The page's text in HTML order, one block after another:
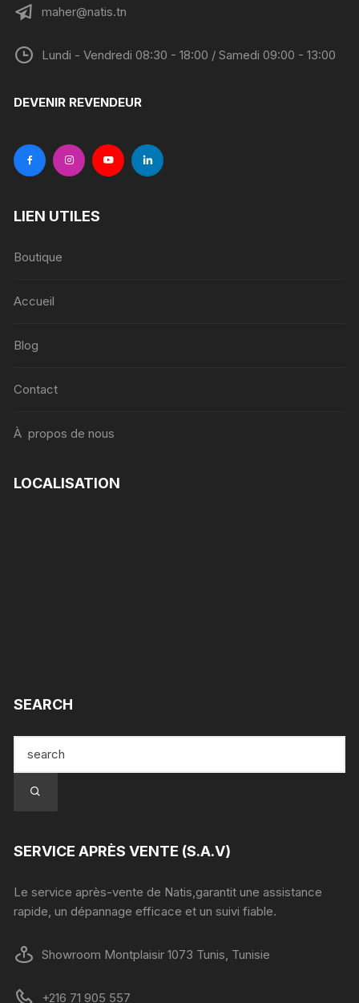
maher@natis.tn
Lundi - Vendredi 08:30 - 18:00 / Samedi 09:00 - 13:00
DEVENIR REVENDEUR
LIEN UTILES
Boutique
Accueil
Blog
Contact
À propos de nous
LOCALISATION
SEARCH
SERVICE APRÈS VENTE (S.A.V)
Le service après-vente de Natis,garantit une assistance
rapide, un dépannage efficace et un suivi fiable.
Showroom Montplaisir 1073 Tunis, Tunisie
+216 71 905 557